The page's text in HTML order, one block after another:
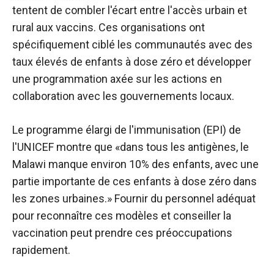
tentent de combler l'écart entre l'accès urbain et
rural aux vaccins. Ces organisations ont
spécifiquement ciblé les communautés avec des
taux élevés de enfants à dose zéro et développer
une programmation axée sur les actions en
collaboration avec les gouvernements locaux.
Le programme élargi de l'immunisation (EPI) de
l'UNICEF montre que «dans tous les antigènes, le
Malawi manque environ 10% des enfants, avec une
partie importante de ces enfants à dose zéro dans
les zones urbaines.» Fournir du personnel adéquat
pour reconnaître ces modèles et conseiller la
vaccination peut prendre ces préoccupations
rapidement.